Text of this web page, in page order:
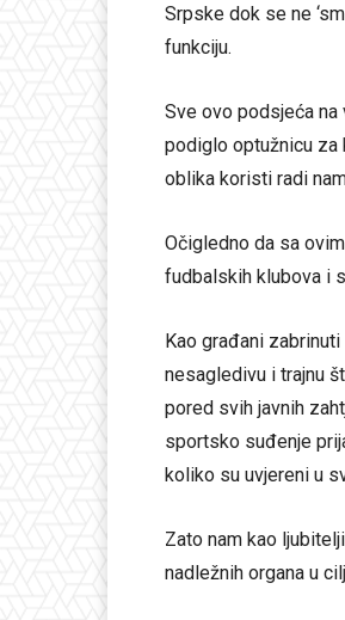
Srpske dok se ne
funkciju.
Sve ovo podsjeća na
podiglo optužnicu za
oblika koristi radi
Očigledno da sa
fudbalskih klubova i
Kao građani
nesagledivu i trajnu
pored svih javnih
sportsko suđenje
koliko su uvjereni u
Zato nam kao
nadležnih organa u